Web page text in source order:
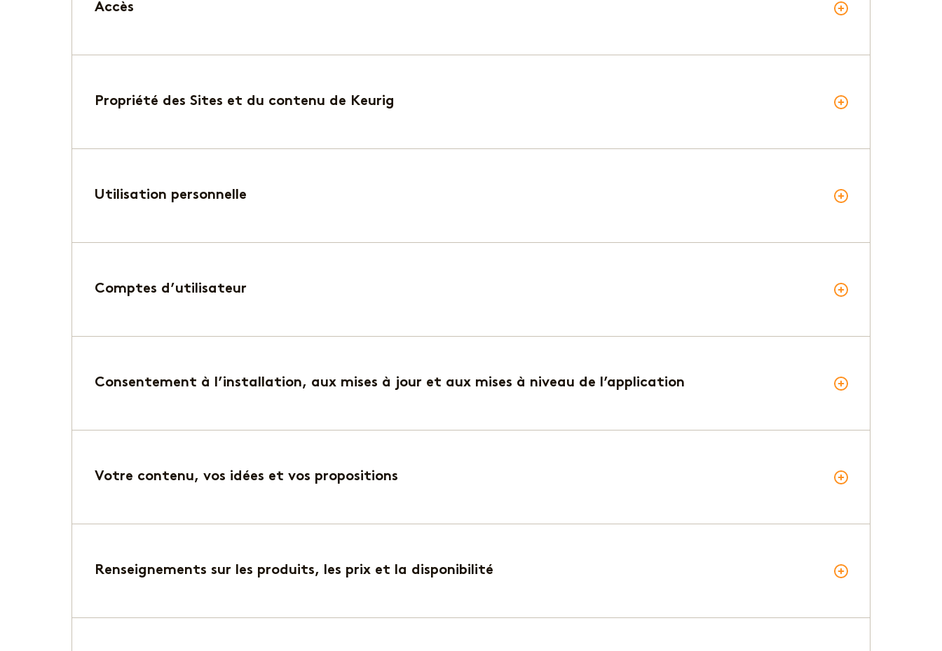
Accès
Propriété des Sites et du contenu de Keurig
Utilisation personnelle
Comptes d’utilisateur
Consentement à l’installation, aux mises à jour et aux mises à niveau de l’application
Votre contenu, vos idées et vos propositions
Renseignements sur les produits, les prix et la disponibilité